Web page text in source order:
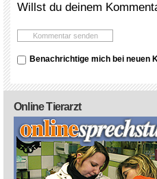
Willst du deinem
Benachrichtige mich bei neuen
Online Tierarzt